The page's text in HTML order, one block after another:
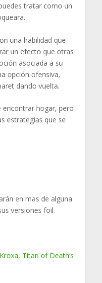
tratar como un
una habilidad que
un efecto que otras
asociada a su
opción ofensiva,
dando vuelta.
hogar, pero
estrategias que se
en mas de alguna
versiones foil.
Kroxa, Titan of Death’s